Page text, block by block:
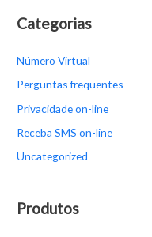
r
h
f
o
Categorias
Número Virtual
Perguntas frequentes
Privacidade on-line
Receba SMS on-line
Uncategorized
Produtos